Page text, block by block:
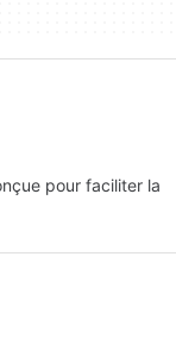
pour faciliter la